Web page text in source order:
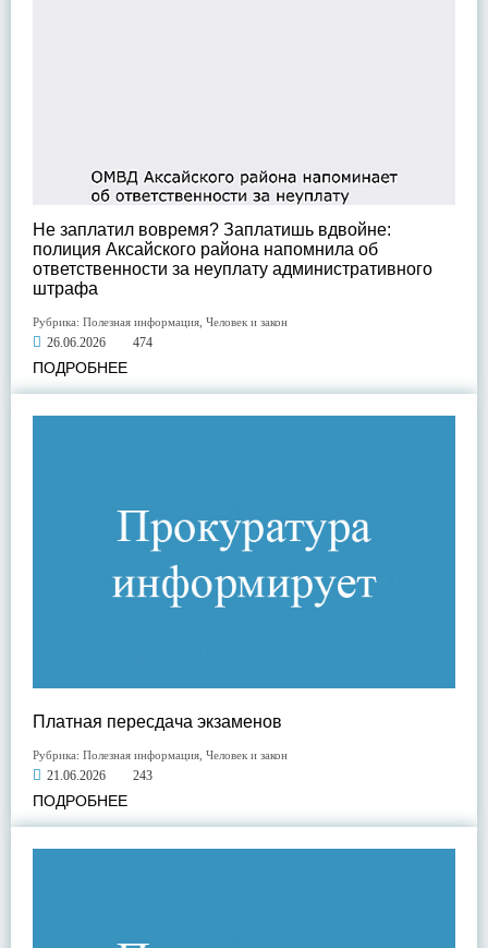
Не заплатил вовремя? Заплатишь вдвойне:
полиция Аксайского района напомнила об
ответственности за неуплату административного
штрафа
Рубрика: Полезная информация Человек и закон
26.06.2026 474
ПОДРОБНЕЕ
Платная пересдача экзаменов
Рубрика: Полезная информация Человек и закон
21.06.2026 243
ПОДРОБНЕЕ